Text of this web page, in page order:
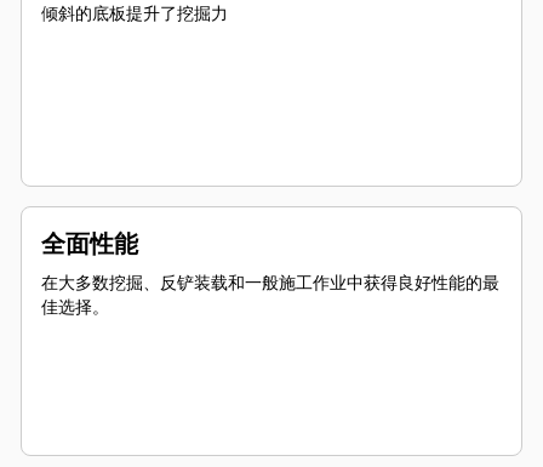
倾斜的底板提升了挖掘力
全面性能
在大多数挖掘、反铲装载和一般施工作业中获得良好性能的最
佳选择。